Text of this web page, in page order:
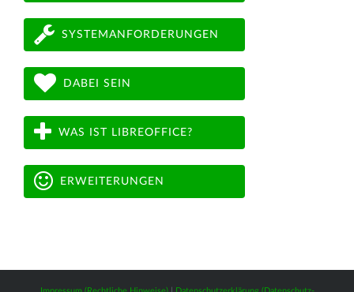
SYSTEMANFORDERUNGEN
DABEI SEIN
WAS IST LIBREOFFICE?
ERWEITERUNGEN